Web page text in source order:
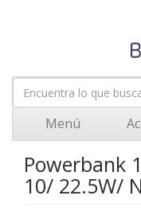
Menú
Powerbank
10/ 22.5W/